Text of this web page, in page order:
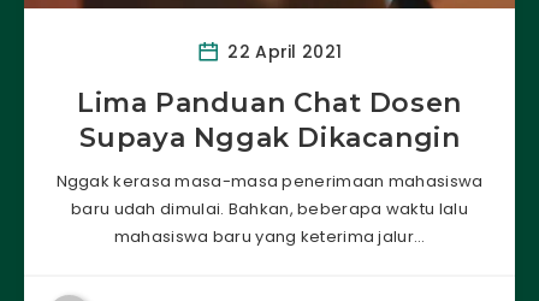
22 April 2021
Lima Panduan Chat Dosen
Supaya Nggak Dikacangin
Nggak kerasa masa-masa penerimaan mahasiswa
baru udah dimulai. Bahkan, beberapa waktu lalu
mahasiswa baru yang keterima jalur…